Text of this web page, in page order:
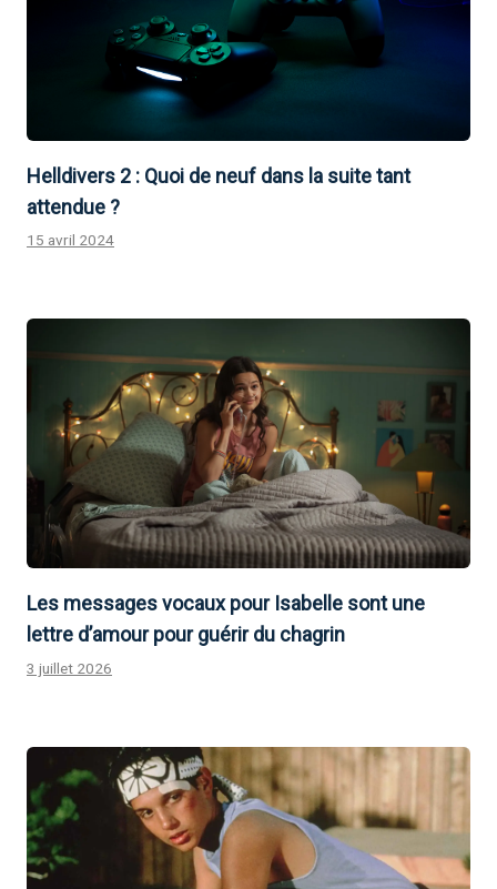
Helldivers 2 : Quoi de neuf dans la suite tant
attendue ?
15 avril 2024
Les messages vocaux pour Isabelle sont une
lettre d’amour pour guérir du chagrin
3 juillet 2026